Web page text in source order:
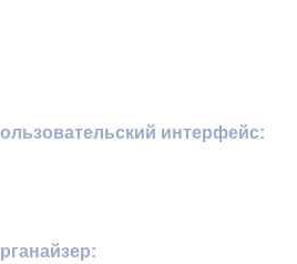
интерфейс: